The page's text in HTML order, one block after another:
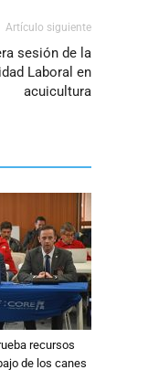
Artículo siguiente
sesión de la
Laboral en
acuicultura
recursos
de los canes